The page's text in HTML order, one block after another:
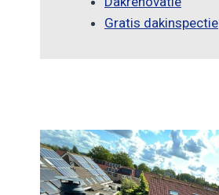
Gratis dakinspectie